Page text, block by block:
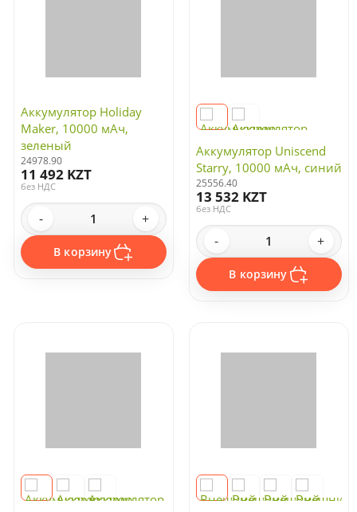
Аккумулятор Holiday
Maker, 10000 мАч,
зеленый
24978.90
11 492 KZT
без НДС
- +
В корзину
Аккумулятор Uniscend
Starry, 10000 мАч, синий
25556.40
13 532 KZT
без НДС
- +
В корзину